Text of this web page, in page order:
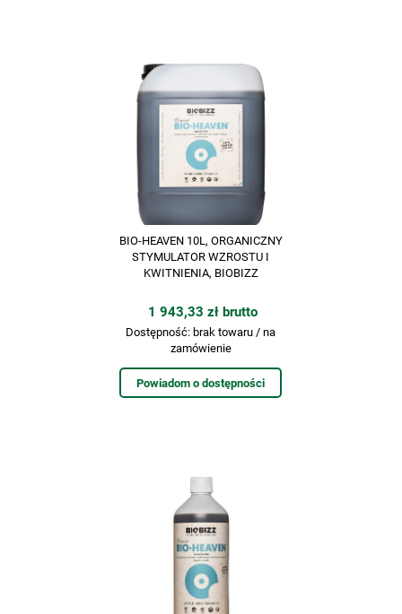
BIO-HEAVEN 10L, ORGANICZNY
STYMULATOR WZROSTU I
KWITNIENIA, BIOBIZZ
1 943,33 zł brutto
Dostępność: brak towaru / na
zamówienie
Powiadom o dostępności